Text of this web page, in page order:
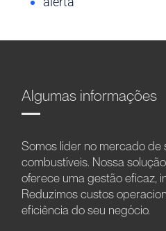
Algumas informações
Somos líder no mercado
combustíveis. Nossa
oferece uma gestão eficaz,
Reduzimos custos
eficiência do seu negócio.